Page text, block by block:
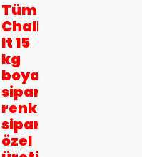
Tüm
Chalk
It 15
kg
boya
siparişlerinde
renkler
siparişe
özel